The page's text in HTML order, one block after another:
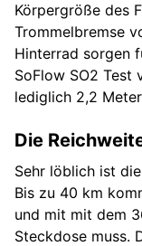
Körpergröße des
Trommelbremse
Hinterrad sorgen
SoFlow SO2 Test
lediglich 2,2
Die
Sehr löblich ist
Bis zu 40 km
und mit mit dem
Steckdose muss.